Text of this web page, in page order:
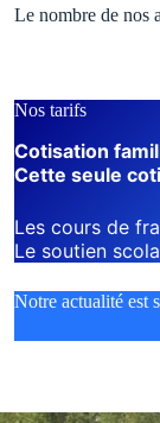
Le nombre de nos
Nos tarifs
Cotisation
Cette seule
Les cours de
Le soutien
Notre actualité est